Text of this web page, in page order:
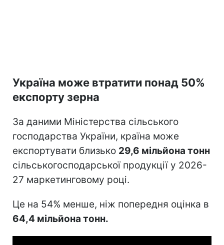
Україна може втратити понад 50%
експорту зерна
За даними Міністерства сільського
господарства України, країна може
експортувати близько 29,6 мільйона тонн
сільськогосподарської продукції у 2026-
27 маркетинговому році.
Це на 54% менше, ніж попередня оцінка в
64,4 мільйона тонн.